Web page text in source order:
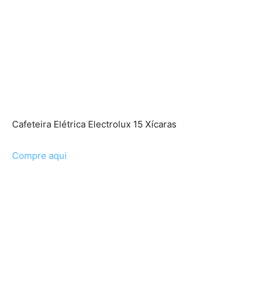
Cafeteira Elétrica Electrolux 15 Xícaras
Compre aqui